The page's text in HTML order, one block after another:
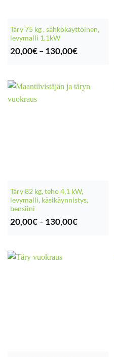
Täry 75 kg , sähkökäyttöinen,
levymalli 1,1kW
20,00€ – 130,00€
Täry 82 kg, teho 4,1 kW,
levymalli, käsikäynnistys,
bensiini
20,00€ – 130,00€